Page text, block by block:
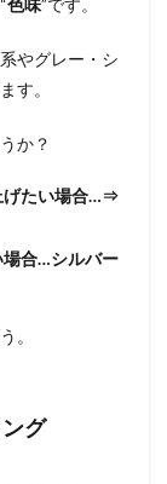
色味”です。
やグレー・シ
す。
か？
げたい場合…⇒
場合…シルバー
。
グ